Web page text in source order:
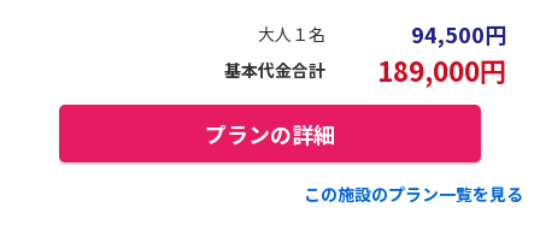
大人１名 94,500円
基本代金合計 189,000円
プランの詳細
この施設のプラン一覧を見る